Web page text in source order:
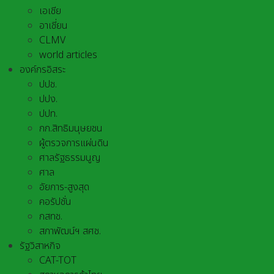
เอเชีย
อาเชี่ยน
CLMV
world articles
องค์กรอิสระ
ปปช.
ปปง.
ปปท.
กก.สิทธิมนุษยชน
ผู้ตรวจการแผ่นดิน
ศาลรัฐธรรมนูญ
ศาล
อัยการ-สูงสุด
คอรัปชั่น
กสทช.
สภาพัฒน์ฯ สศช.
รัฐวิสาหกิจ
CAT-TOT